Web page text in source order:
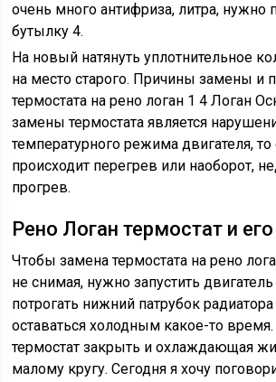
очень много антифриза, литра, нужно
бутылку 4.
На новый натянуть уплотнительное
на место старого. Причины замены и
термостата на рено логан 1 4 Логан
замены термостата является
температурного режима двигателя, то
происходит перегрев или наоборот,
прогрев.
Рено Логан термостат и
Чтобы замена термостата на рено
не снимая, нужно запустить
потрогать нижний патрубок
оставаться холодным какое-то время.
термостат закрыть и охлаждающая
малому кругу. Сегодня я хочу